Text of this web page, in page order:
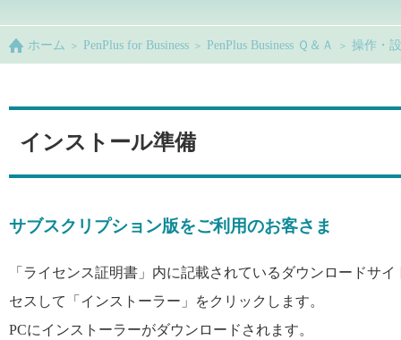
ト
ホーム PenPlus for Business PenPlus Business Ｑ＆Ａ 操作・
インストール準備
サブスクリプション版をご利用のお客さま
「ライセンス証明書」内に記載されているダウンロードサイ
セスして「インストーラー」をクリックします。
PCにインストーラーがダウンロードされます。